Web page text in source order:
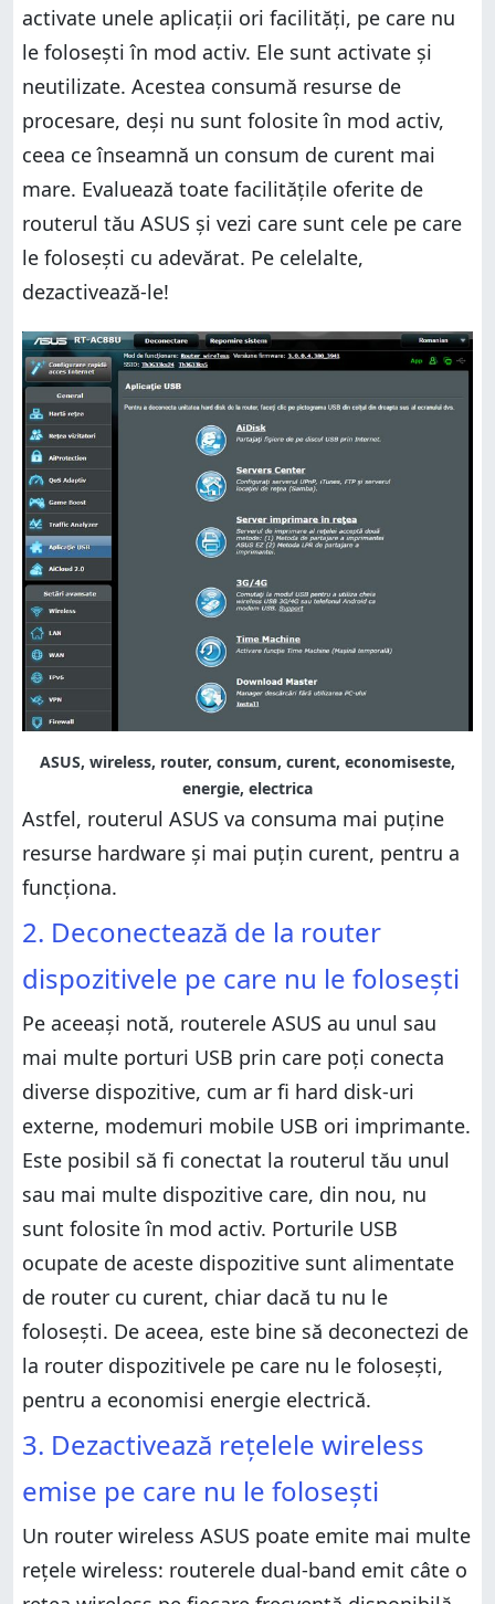
activate unele aplicații ori facilități, pe care nu
le folosești în mod activ. Ele sunt activate și
neutilizate. Acestea consumă resurse de
procesare, deși nu sunt folosite în mod activ,
ceea ce înseamnă un consum de curent mai
mare. Evaluează toate facilitățile oferite de
routerul tău ASUS și vezi care sunt cele pe care
le folosești cu adevărat. Pe celelalte,
dezactivează-le!
ASUS, wireless, router, consum, curent, economiseste,
energie, electrica
Astfel, routerul ASUS va consuma mai puține
resurse hardware și mai puțin curent, pentru a
funcționa.
2. Deconectează de la router
dispozitivele pe care nu le folosești
Pe aceeași notă, routerele ASUS au unul sau
mai multe porturi USB prin care poți conecta
diverse dispozitive, cum ar fi hard disk-uri
externe, modemuri mobile USB ori imprimante.
Este posibil să fi conectat la routerul tău unul
sau mai multe dispozitive care, din nou, nu
sunt folosite în mod activ. Porturile USB
ocupate de aceste dispozitive sunt alimentate
de router cu curent, chiar dacă tu nu le
folosești. De aceea, este bine să deconectezi de
la router dispozitivele pe care nu le folosești,
pentru a economisi energie electrică.
3. Dezactivează rețelele wireless
emise pe care nu le folosești
Un router wireless ASUS poate emite mai multe
rețele wireless: routerele dual-band emit câte o